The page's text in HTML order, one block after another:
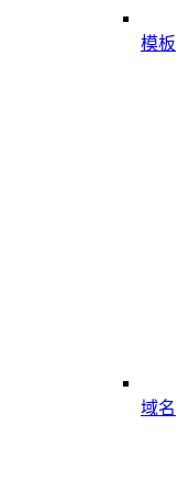
模板
域名